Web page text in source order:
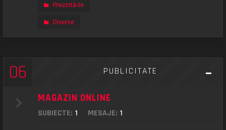
Prezintă-te
Diverse
06 PUBLICITATE
MAGAZIN ONLINE
SUBIECTE: 1 MESAJE: 1